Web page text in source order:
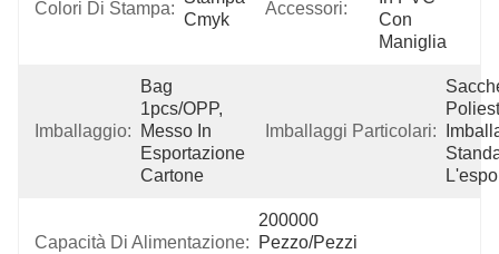
Colori Di Stampa:
Cmyk
Accessori:
Con
Maniglia
Imballaggio:
Bag
1pcs/OPP,
Messo In
Esportazione
Cartone
Imballaggi Particolari:
Capacità Di Alimentazione:
200000
Pezzo/pezzi